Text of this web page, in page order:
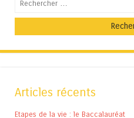
Articles récents
Etapes de la vie : le Baccalauréat